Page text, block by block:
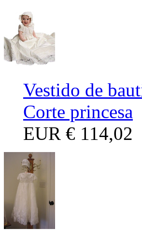
Vestido de
Corte princesa
EUR € 114,02